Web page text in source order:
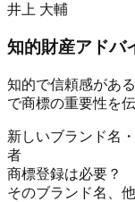
井上 大輔
知的財産アドバ
知的で信頼感があ
で商標の重要性を伝
新しいブランド名
者
商標登録は必要？
そのブランド名、